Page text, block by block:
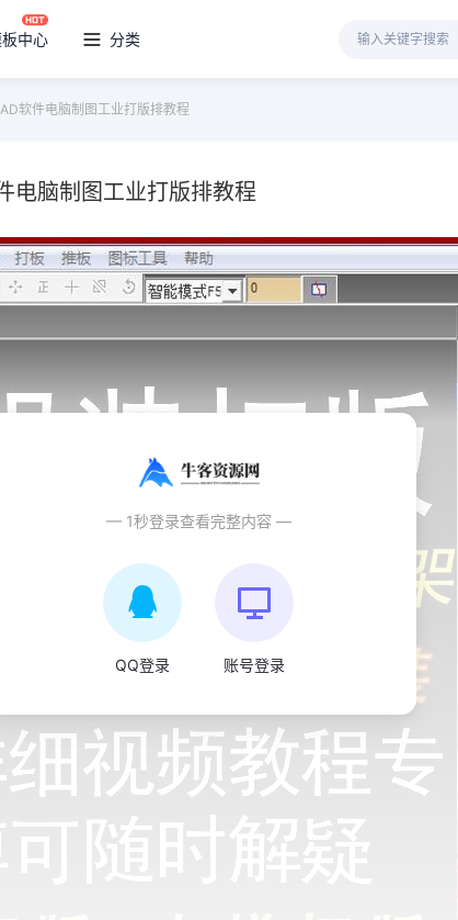
中心 分类
软件电脑制图工业打版排教程
电脑制图工业打版排教程
— 1秒登录查看完整内容 —
QQ登录 账号登录